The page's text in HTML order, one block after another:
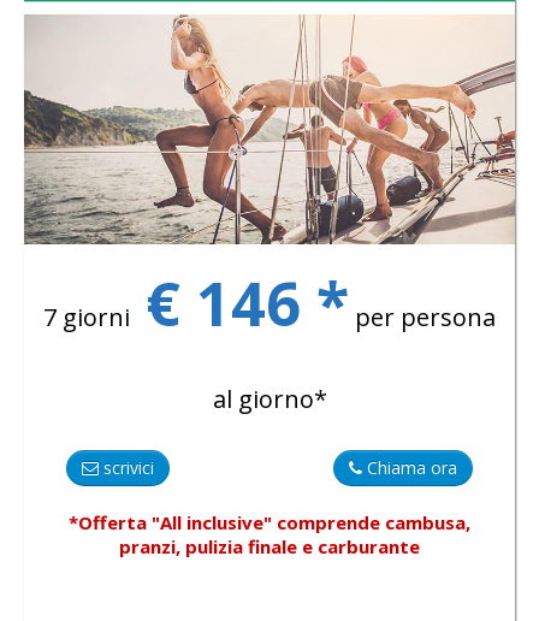
7 giorni € 146 * per persona
al giorno*
Chiama ora
scrivici
*Offerta "All inclusive" comprende cambusa,
pranzi, pulizia finale e carburante